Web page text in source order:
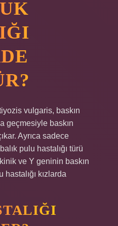
vulgaris, baskın
geçmesiyle baskın
Ayrıca sadece
pulu hastalığı türü
ve Y geninin baskın
kızlarda